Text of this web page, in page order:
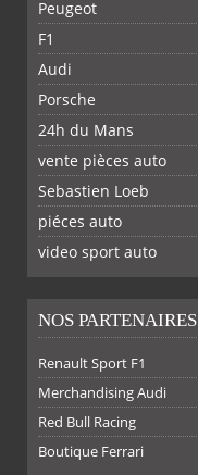
SUR SUR SUR SUR
FACEBOOKTWITTER
Peugeot
F1
Audi
Porsche
24h du Mans
vente pièces auto
Sebastien Loeb
piéces auto
video sport auto
NOS PARTENAIRES
Renault Sport F1
Merchandising Audi
Red Bull Racing
Boutique Ferrari